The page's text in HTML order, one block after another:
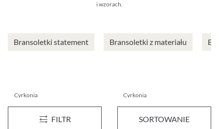
i wzorach.
Bransoletki statement Bransoletki z materiału
FILTR SORTOWANIE
Cyrkonia
Zestaw biżuterii - Golden Radiance
Cyrkonia
Bransoletka - Timeless Catch
64,95 zł*